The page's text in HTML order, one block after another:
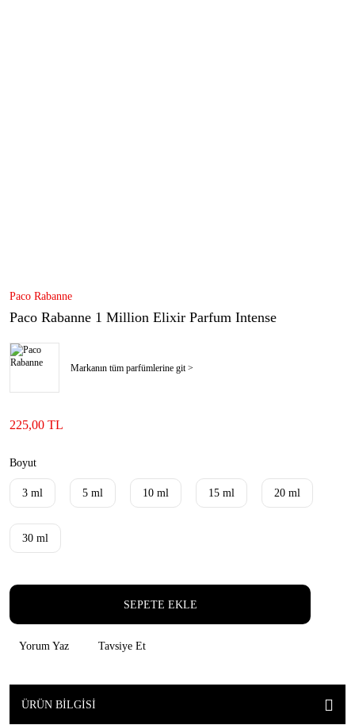
Paco Rabanne
Paco Rabanne 1 Million Elixir Parfum Intense
Markanın tüm parfümlerine git >
225,00 TL
Boyut
3 ml 5 ml 10 ml 15 ml 20 ml
30 ml
SEPETE EKLE
Yorum Yaz Tavsiye Et
ÜRÜN BILGISI